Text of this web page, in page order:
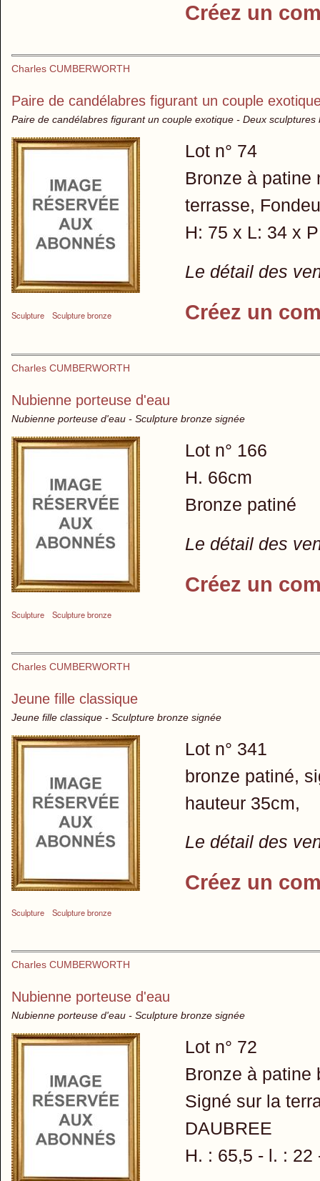
Créez un
Charles CUMBERWORTH
Paire de candélabres figurant un couple
Paire de candélabres figurant un couple exotique - Deux sculptures
Sculpture Sculpture bronze
Lot n° 74
Bronze à patine
terrasse,
H: 75 x L: 34 x
Le détail des
Créez un
Charles CUMBERWORTH
Nubienne porteuse d'eau
Nubienne porteuse d'eau - Sculpture bronze signée
Sculpture Sculpture bronze
Lot n° 166
H. 66cm
Bronze patiné
Le détail des
Créez un
Charles CUMBERWORTH
Jeune fille classique
Jeune fille classique - Sculpture bronze signée
Sculpture Sculpture bronze
Lot n° 341
bronze patiné,
hauteur 35cm,
Le détail des
Créez un
Charles CUMBERWORTH
Nubienne porteuse d'eau
Nubienne porteuse d'eau - Sculpture bronze signée
Lot n° 72
Bronze à patine
Signé sur la
DAUBREE
H. : 65,5 - l. : 22